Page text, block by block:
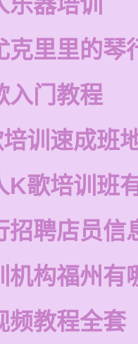
克里里的琴
入门教程
训速成班
K歌培训班
招聘店员信
机构福州有
频教程全套